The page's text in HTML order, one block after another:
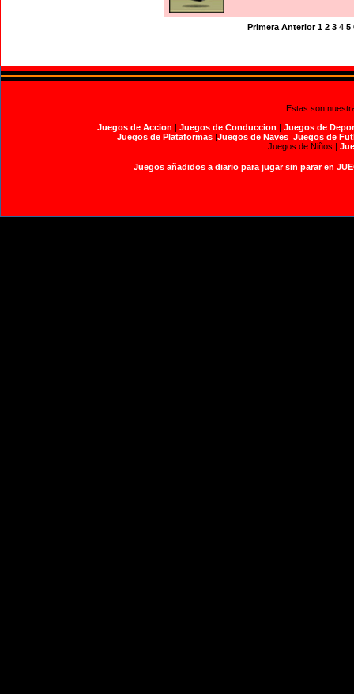
Primera Anterior 1 2 3 4 5
Estas son
Juegos de Accion | Juegos de Conduccion | Juegos de
Juegos de Plataformas|Juegos de Naves|Juegos de
Juegos de Niños |
Juegos añadidos a diario para jugar sin parar en